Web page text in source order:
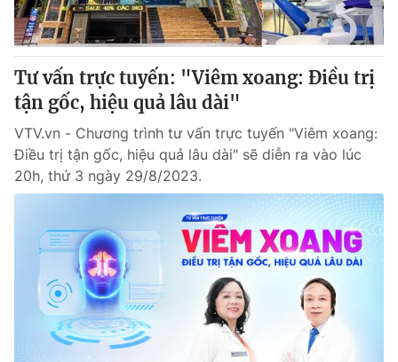
Giấy phép hoạt động báo in và báo điện tử số 483/GP-BTTTT
cấp ngày 29/12/2023
Tổng Biên tập:Vũ Thanh Thủy
Phó Tổng Biên tập:Nguyễn Thị Mỹ Hạnh, Phạm Quốc Thắng,
Nguyễn Trọng Ninh
024.38 355 931 - 024.38 355 932
Ðiện thoại Thời báo VTV: 024.66 897 897
Email:toasoan@vtv.vn
Liên hệ quảng cáo:024-7300.7108
Tư vấn trực tuyến: "Viêm xoang: Điều trị
tận gốc, hiệu quả lâu dài"
VTV.vn - Chương trình tư vấn trực tuyến "Viêm xoang:
Điều trị tận gốc, hiệu quả lâu dài" sẽ diễn ra vào lúc
20h, thứ 3 ngày 29/8/2023.